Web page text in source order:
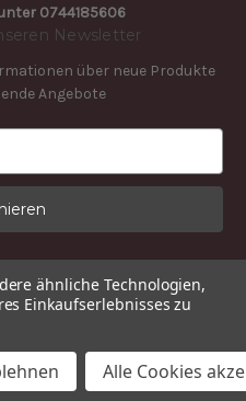
0744185606
Newsletter
über neue Produkte
Angebote
ähnliche Technologien,
Einkaufserlebnisses zu
Alle Cookies